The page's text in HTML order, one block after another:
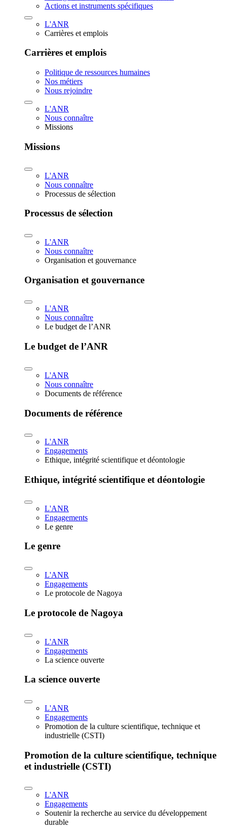
Actions et instruments spécifiques
L'ANR
Carrières et emplois
Carrières et emplois
Politique de ressources humaines
Nos métiers
Nous rejoindre
L'ANR
Nous connaître
Missions
Missions
L'ANR
Nous connaître
Processus de sélection
Processus de sélection
L'ANR
Nous connaître
Organisation et gouvernance
Organisation et gouvernance
L'ANR
Nous connaître
Le budget de l’ANR
Le budget de l’ANR
L'ANR
Nous connaître
Documents de référence
Documents de référence
L'ANR
Engagements
Ethique, intégrité scientifique et déontologie
Ethique, intégrité scientifique et déontologie
L'ANR
Engagements
Le genre
Le genre
L'ANR
Engagements
Le protocole de Nagoya
Le protocole de Nagoya
L'ANR
Engagements
La science ouverte
La science ouverte
L'ANR
Engagements
Promotion de la culture scientifique, technique et
industrielle (CSTI)
Promotion de la culture scientifique, technique
et industrielle (CSTI)
L'ANR
Engagements
Soutenir la recherche au service du développement
durable